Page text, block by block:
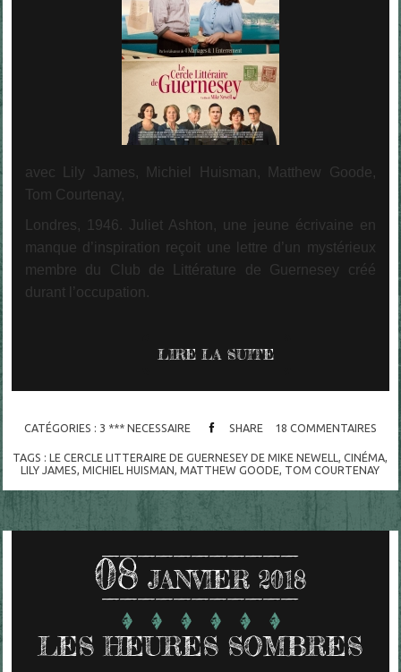
avec Lily James, Michiel Huisman, Matthew Goode,
Tom Courtenay,
Londres, 1946. Juliet Ashton, une jeune écrivaine en
manque d’inspiration reçoit une lettre d’un mystérieux
membre du Club de Littérature de Guernesey créé
durant l’occupation.
LIRE LA SUITE
CATÉGORIES : 3 *** NECESSAIRE SHARE 18 COMMENTAIRES
TAGS :LE CERCLE LITTERAIRE DE GUERNESEY DE MIKE NEWELL,CINÉMA,
LILY JAMES,MICHIEL HUISMAN,MATTHEW GOODE, TOM COURTENAY
08 JANVIER 2018
LES HEURES SOMBRES